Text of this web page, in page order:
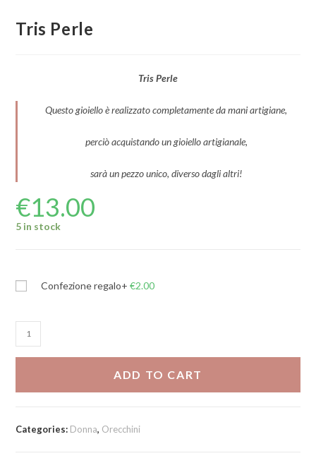
Tris Perle
Tris Perle
Questo gioiello è realizzato completamente da mani artigiane,
perciò acquistando un gioiello artigianale,
sarà un pezzo unico, diverso dagli altri!
€13.00
5 in stock
Confezione regalo+ €2.00
Tris
Perle
ADD TO CART
Categories: Donna, Orecchini